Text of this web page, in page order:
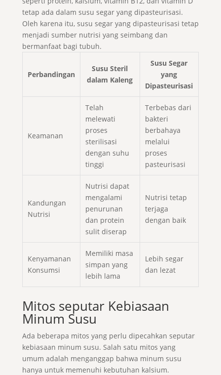
tetap ada dalam susu segar yang dipasteurisasi.
Oleh karena itu, susu segar yang dipasteurisasi tetap
menjadi sumber nutrisi yang seimbang dan
bermanfaat bagi tubuh.
Perbandingan
Susu Steril
dalam Kaleng
Susu Segar
yang
Dipasteurisasi
Keamanan
Telah
melewati
proses
sterilisasi
dengan suhu
tinggi
Terbebas dari
bakteri
berbahaya
melalui
proses
pasteurisasi
Kandungan
Nutrisi
Nutrisi dapat
mengalami
penurunan
dan protein
sulit diserap
Nutrisi tetap
terjaga
dengan baik
Kenyamanan
Konsumsi
Memiliki masa
simpan yang
lebih lama
Lebih segar
dan lezat
Mitos seputar Kebiasaan
Minum Susu
Ada beberapa mitos yang perlu dipecahkan seputar
kebiasaan minum susu. Salah satu mitos yang
umum adalah menganggap bahwa minum susu
hanya untuk memenuhi kebutuhan kalsium.